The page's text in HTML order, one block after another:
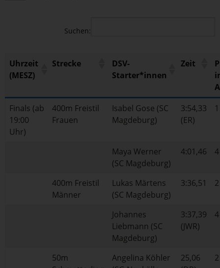
Suchen:
Uhrzeit
(MESZ)
Strecke
DSV-
Starter*innen
Zeit
Finals (ab
19:00
Uhr)
400m Freistil
Frauen
Isabel Gose (SC
Magdeburg)
3:54,33
(ER)
1
Maya Werner
(SC Magdeburg)
4:01,46 4
400m Freistil
Männer
Lukas Märtens
(SC Magdeburg)
3:36,51 2
Johannes
Liebmann (SC
Magdeburg)
3:37,39
(JWR)
4
50m
Angelina Köhler
25,06
2